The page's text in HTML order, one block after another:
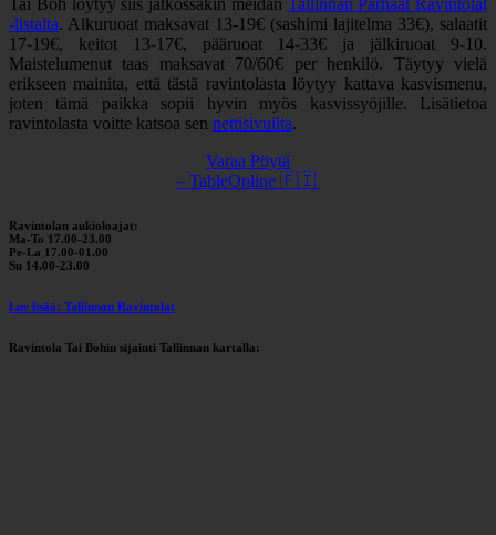
-listalta. Alkuruoat maksavat 13-19€ (sashimi lajitelma 33€), salaatit
17-19€, keitot 13-17€, pääruoat 14-33€ ja jälkiruoat 9-10.
Maistelumenut taas maksavat 70/60€ per henkilö. Täytyy vielä
erikseen mainita, että tästä ravintolasta löytyy kattava kasvismenu,
joten tämä paikka sopii hyvin myös kasvissyöjille. Lisätietoa
ravintolasta voitte katsoa sen nettisivuilta.
Varaa Pöytä
– TableOnline 🇫🇮
Ravintolan aukioloajat:
Ma-To 17.00-23.00
Pe-La 17.00-01.00
Su 14.00-23.00
Lue lisää: Tallinnan Ravintolat
Ravintola Tai Bohin sijainti Tallinnan kartalla: